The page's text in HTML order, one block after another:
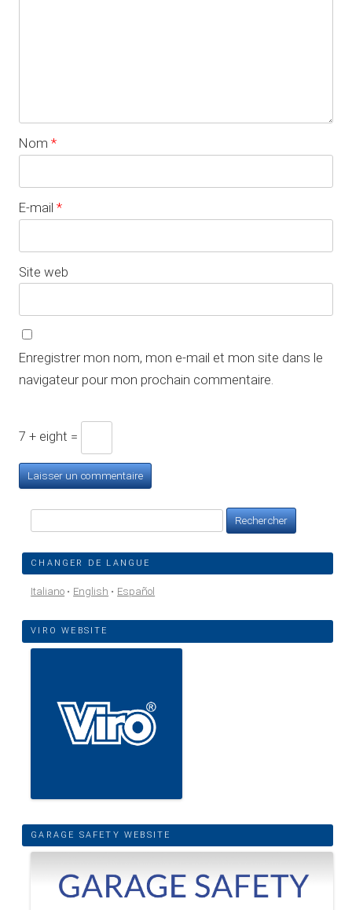
Nom *
E-mail *
Site web
Enregistrer mon nom, mon e-mail et mon site dans le
navigateur pour mon prochain commentaire.
7 + eight =
CHANGER DE LANGUE
Italiano English Español
VIRO WEBSITE
GARAGE SAFETY WEBSITE